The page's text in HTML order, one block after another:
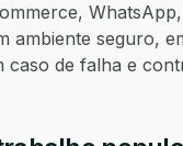
ambiente seguro,
caso de falha e